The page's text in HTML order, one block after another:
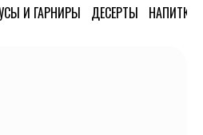
И ГАРНИРЫ ДЕСЕРТЫ НАПИТКИ